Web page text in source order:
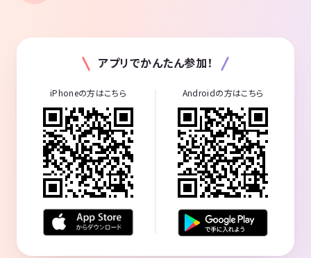
アプリでかんたん参加！
iPhoneの方はこちら Androidの方はこちら